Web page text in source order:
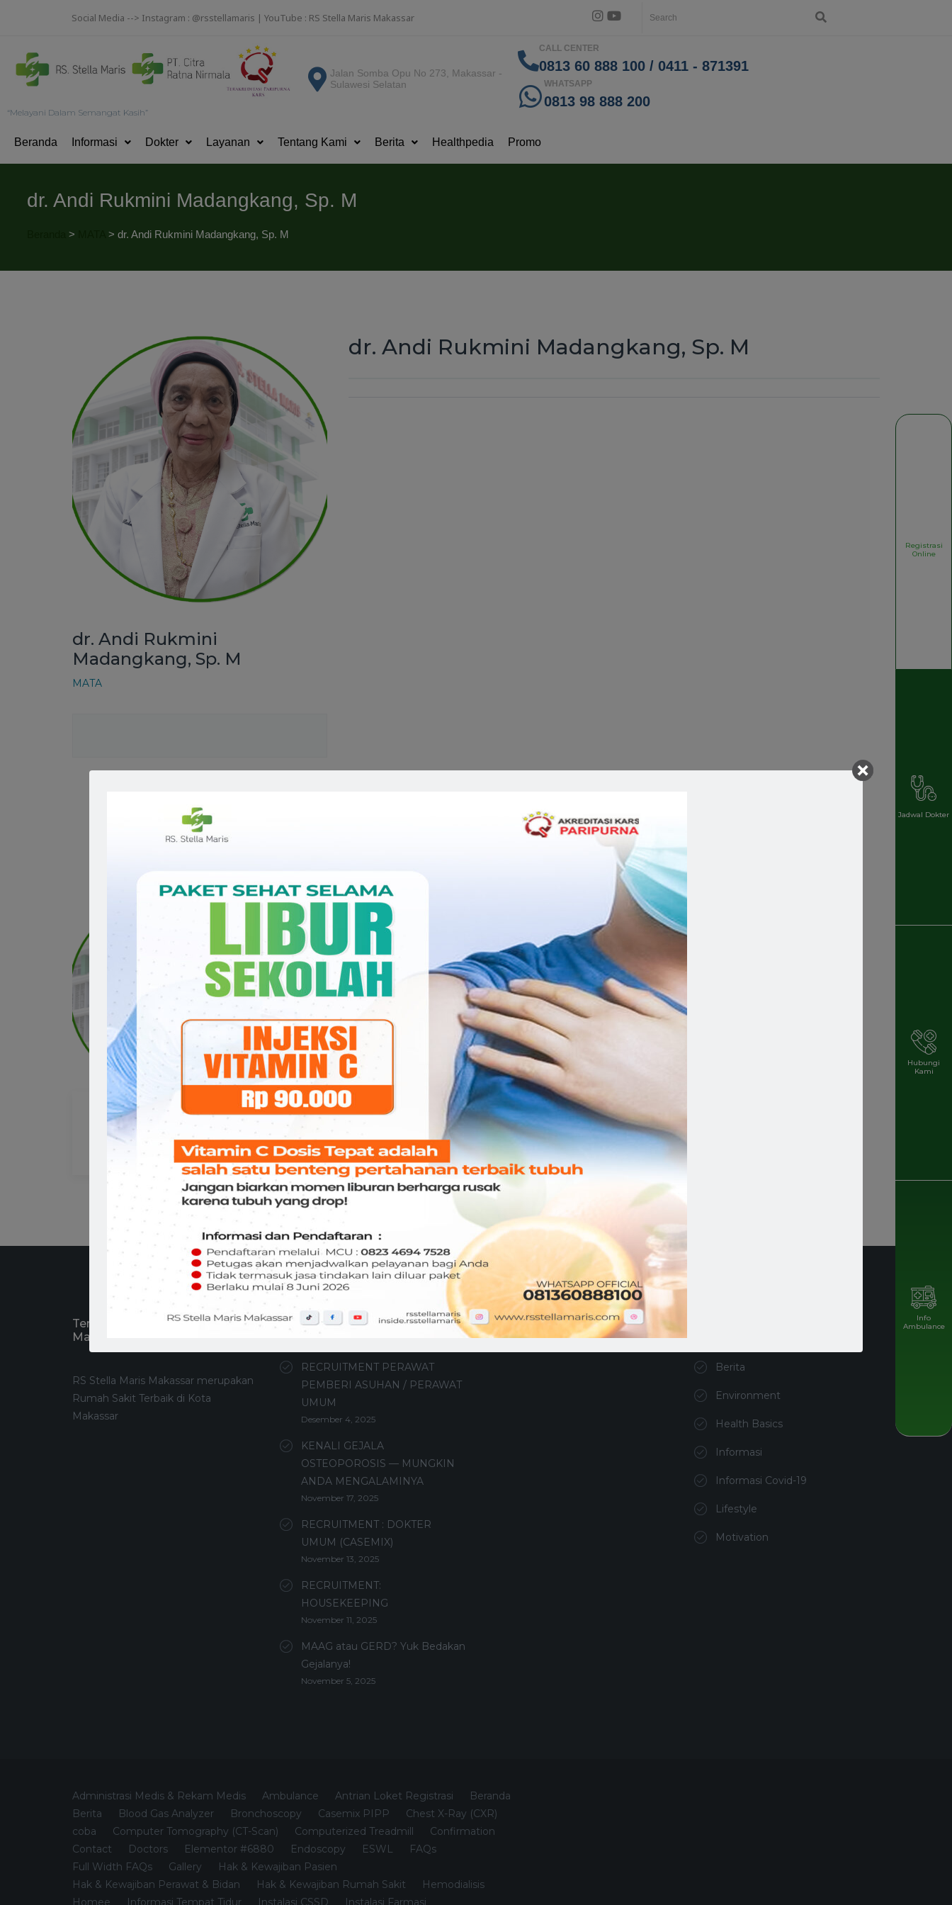
Social Media --> Instagram : @rsstellamaris | YouTube : RS Stella Maris Makassar
“Melayani Dalam Semangat Kasih”
Jalan Somba Opu No 273, Makassar -
Sulawesi Selatan
CALL CENTER
0813 60 888 100 / 0411 - 871391
WHATSAPP
0813 98 888 200
Beranda Informasi Dokter Layanan Tentang Kami Berita Healthpedia Promo
dr. Andi Rukmini Madangkang, Sp. M
> > dr. Andi Rukmini Madangkang, Sp. M
dr. Andi Rukmini
Madangkang, Sp. M
MATA
dr. Andi Rukmini Madangkang, Sp. M
Related Doctors
dr. Rahasiah Taufik, Sp. M
MATA
dr. Liem, Meysie Kristi
MATA
dr. Marie Adam, Sp. M
MATA
Tentang RS Stella Maris
Makassar
RS Stella Maris Makassar merupakan
Rumah Sakit Terbaik di Kota
Makassar
Recent Posts
RECRUITMENT PERAWAT
PEMBERI ASUHAN / PERAWAT
UMUM
Desember 4, 2025
KENALI GEJALA
OSTEOPOROSIS — MUNGKIN
ANDA MENGALAMINYA
November 17, 2025
RECRUITMENT : DOKTER
UMUM (CASEMIX)
November 13, 2025
RECRUITMENT:
HOUSEKEEPING
November 11, 2025
MAAG atau GERD? Yuk Bedakan
Gejalanya!
November 5, 2025
Berita
Environment
Health Basics
Informasi
Informasi Covid-19
Lifestyle
Motivation
Administrasi Medis & Rekam Medis Ambulance Antrian Loket Registrasi
Beranda
Berita
Blood Gas Analyzer Bronchoscopy Casemix PIPP
Chest X-Ray (CXR)
coba
Computer Tomography (CT-Scan) Computerized Treadmill
Confirmation
Contact
Doctors Elementor #6880 Endoscopy ESWL
FAQs
Full Width FAQs
Gallery
Hak & Kewajiban Pasien
Hak & Kewajiban Perawat & Bidan
Hak & Kewajiban Rumah Sakit
Hemodialisis
Homee
Informasi Tempat Tidur Instalasi CSSD Instalasi Farmasi
Registrasi
Online
Jadwal Dokter
Hubungi
Kami
Info
Ambulance